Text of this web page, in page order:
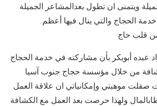
ويتمنى ان تطول بعدالمشاعر الجميلة
الحجاج والتي ينال فيها أعظم
قلب حاج
عبده أبوبكر بأن مشاركته في خدمة الحجاج
من خلال مؤسسة حجاج جنوب آسيا
موهبتي وإمكانياتي ان علاقة العمل
ولهذا حرصت بعد العمل مع الكشافة